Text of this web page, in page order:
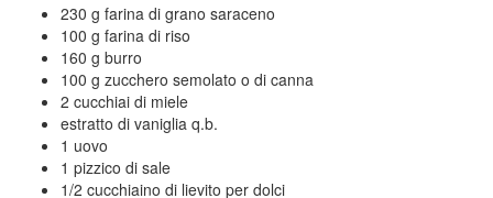
230 g farina di grano saraceno
100 g farina di riso
160 g burro
100 g zucchero semolato o di canna
2 cucchiai di miele
estratto di vaniglia q.b.
1 uovo
1 pizzico di sale
1/2 cucchiaino di lievito per dolci